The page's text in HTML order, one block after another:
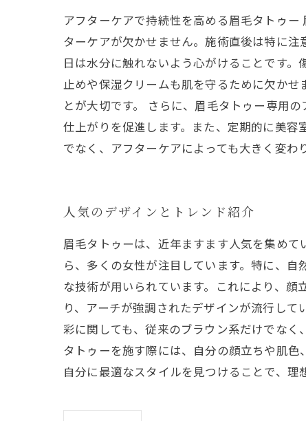
アフターケアで持続性を高める眉毛タトゥ
ターケアが欠かせません。施術直後は特に
日は水分に触れないよう心がけることです
止めや保湿クリームも肌を守るために欠か
とが大切です。 さらに、眉毛タトゥー専用
仕上がりを促進します。また、定期的に美
でなく、アフターケアによっても大きく変わ
人気のデザインとトレンド紹介
眉毛タトゥーは、近年ますます人気を集め
ら、多くの女性が注目しています。特に、
な技術が用いられています。これにより、
り、アーチが強調されたデザインが流行し
彩に関しても、従来のブラウン系だけでな
タトゥーを施す際には、自分の顔立ちや肌色
自分に最適なスタイルを見つけることで、理